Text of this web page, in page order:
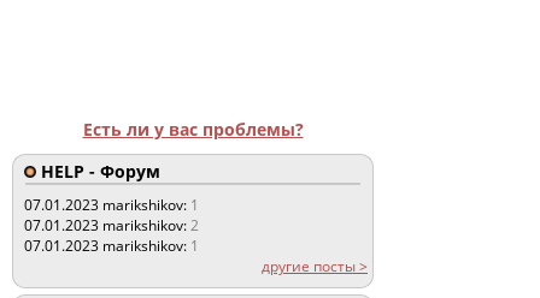
Есть ли у вас проблемы?
HELP - Форум
07.01.2023 marikshikov: 1
07.01.2023 marikshikov:2
07.01.2023 marikshikov: 1
другие посты >